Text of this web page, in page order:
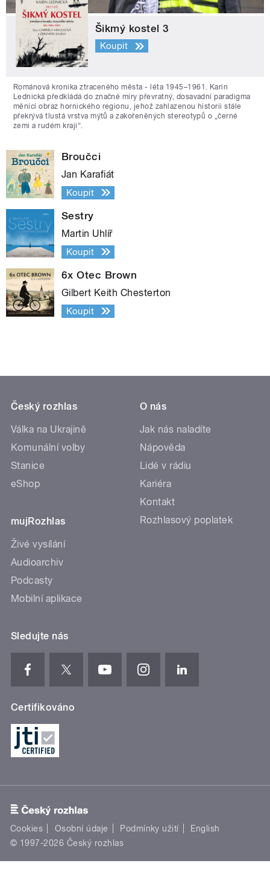
Šikmý kostel 3
Koupit
Románová kronika ztraceného města - léta 1945–1961. Karin
Lednická předkládá do značné míry převratný, dosavadní paradigma
měnící obraz hornického regionu, jehož zahlazenou historii stále
překrývá tlustá vrstva mýtů a zakořeněných stereotypů o „černé
zemi a rudém kraji“.
Broučci
Jan Karafiát
Koupit
Sestry
Martin Uhlíř
Koupit
6x Otec Brown
Gilbert Keith Chesterton
Koupit
Český rozhlas
Válka na Ukrajině
Komunální volby
Stanice
eShop
mujRozhlas
Živé vysílání
Audioarchiv
Podcasty
Mobilní aplikace
O nás
Jak nás naladíte
Nápověda
Lidé v rádiu
Kariéra
Kontakt
Rozhlasový poplatek
Sledujte nás
Certifikováno
Cookies Osobní údaje Podmínky užití
English
© 1997-2026 Český rozhlas